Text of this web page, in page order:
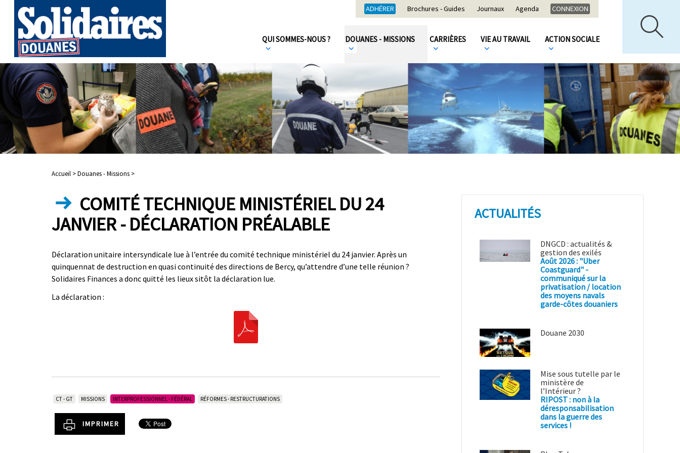
ADHÉRER Brochures - Guides Journaux Agenda CONNEXION
QUI SOMMES-NOUS ? DOUANES - MISSIONS CARRIÈRES VIE AU TRAVAIL ACTION SOCIALE
Accueil >Douanes - Missions >
COMITÉ TECHNIQUE MINISTÉRIEL DU 24
JANVIER - DÉCLARATION PRÉALABLE
Déclaration unitaire intersyndicale lue à l’entrée du comité technique ministériel du 24 janvier. Après un
quinquennat de destruction en quasi continuité des directions de Bercy, qu’attendre d’une telle réunion ?
Solidaires Finances a donc quitté les lieux sitôt la déclaration lue.
La déclaration :
CT - GT MISSIONS INTERPROFESSIONNEL - FÉDÉRAL RÉFORMES - RESTRUCTURATIONS
IMPRIMER
ACTUALITÉS
DNGCD : actualités &
gestion des exilés
Août 2026 : "Uber
Coastguard" -
communiqué sur la
privatisation / location
des moyens navals
garde-côtes douaniers
Douane 2030
Mise sous tutelle par le
ministère de
l’Intérieur ?
RIPOST : non à la
déresponsabilisation
dans la guerre des
services !